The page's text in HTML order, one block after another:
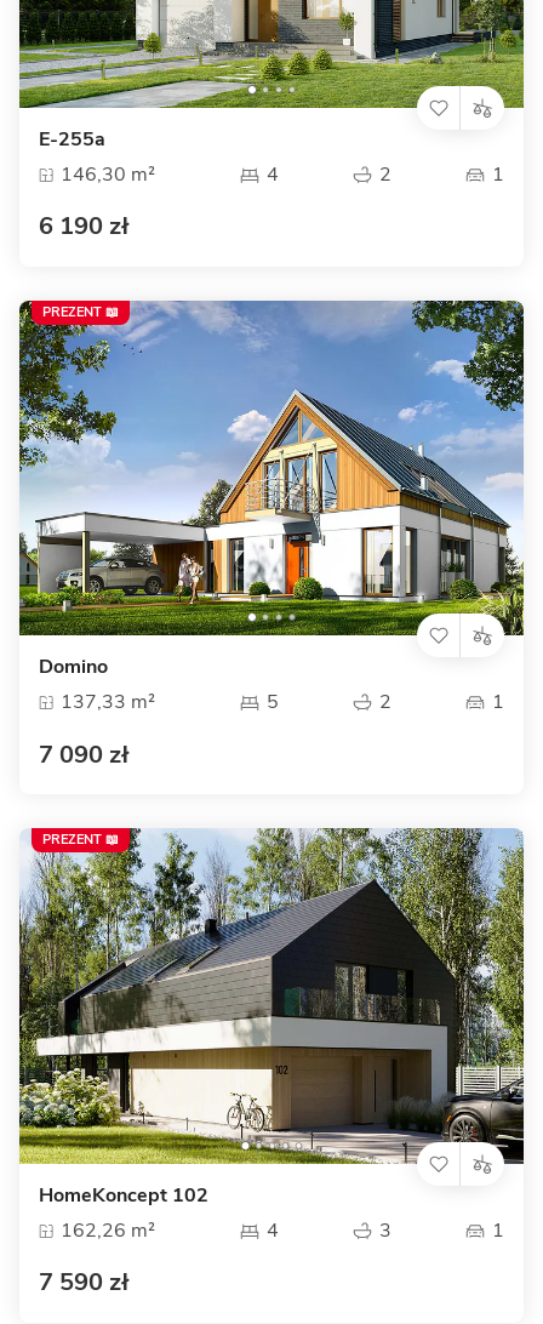
E-255a
146,30 m²
4 2 1
6 190 zł
Domino
137,33 m²
5 2 1
7 090 zł
PREZENT 📖
HomeKoncept 102
162,26 m²
4 3 1
7 590 zł
PREZENT 📖